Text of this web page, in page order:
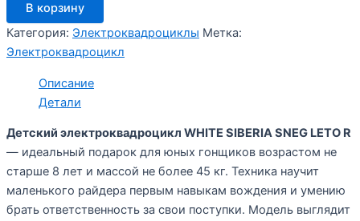
В корзину
Категория: Электроквадроциклы Метка:
Электроквадроцикл
Описание
Детали
Детский электроквадроцикл WHITE SIBERIA SNEG LETO R
— идеальный подарок для юных гонщиков возрастом не
старше 8 лет и массой не более 45 кг. Техника научит
маленького райдера первым навыкам вождения и умению
брать ответственность за свои поступки. Модель выглядит